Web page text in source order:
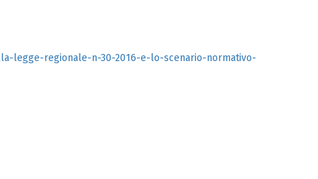
legge-regionale-n-30-2016-e-lo-scenario-normativo-